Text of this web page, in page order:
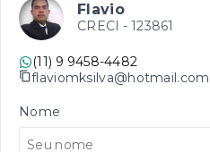
Flavio
CRECI - 123861
(11) 9 9458-4482
flaviomksilva@hotmail.com
Nome